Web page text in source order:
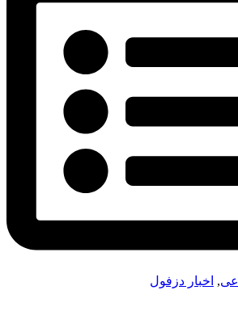
,اخبار دزفول